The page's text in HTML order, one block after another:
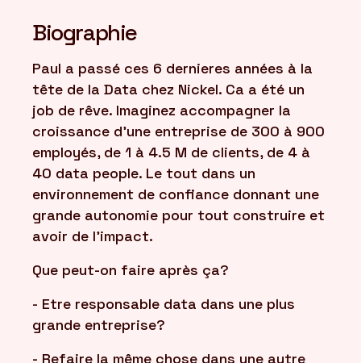
Biographie
Paul a passé ces 6 dernieres années à la
tête de la Data chez Nickel. Ca a été un
job de rêve. Imaginez accompagner la
croissance d'une entreprise de 300 à 900
employés, de 1 à 4.5 M de clients, de 4 à
40 data people. Le tout dans un
environnement de confiance donnant une
grande autonomie pour tout construire et
avoir de l'impact.
Que peut-on faire après ça?
- Etre responsable data dans une plus
grande entreprise?
- Refaire la même chose dans une autre